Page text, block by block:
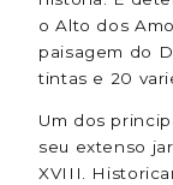
o Alto dos
paisagem do
tintas e 20
Um dos
seu extenso
XVIII.